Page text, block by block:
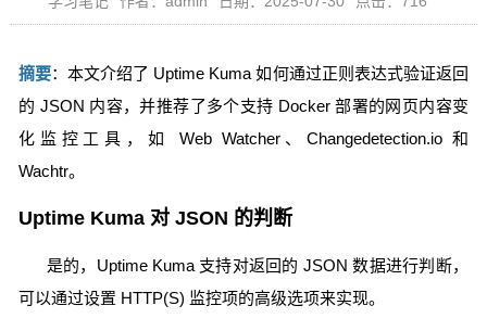
摘要：本文介绍了 Uptime Kuma 如何通过正则表达式验证返回
的 JSON 内容，并推荐了多个支持 Docker 部署的网页内容变
化监控工具，如 Web Watcher、Changedetection.io 和
Wachtr。
Uptime Kuma 对 JSON 的判断
是的，Uptime Kuma 支持对返回的 JSON 数据进行判断，
可以通过设置 HTTP(S) 监控项的高级选项来实现。